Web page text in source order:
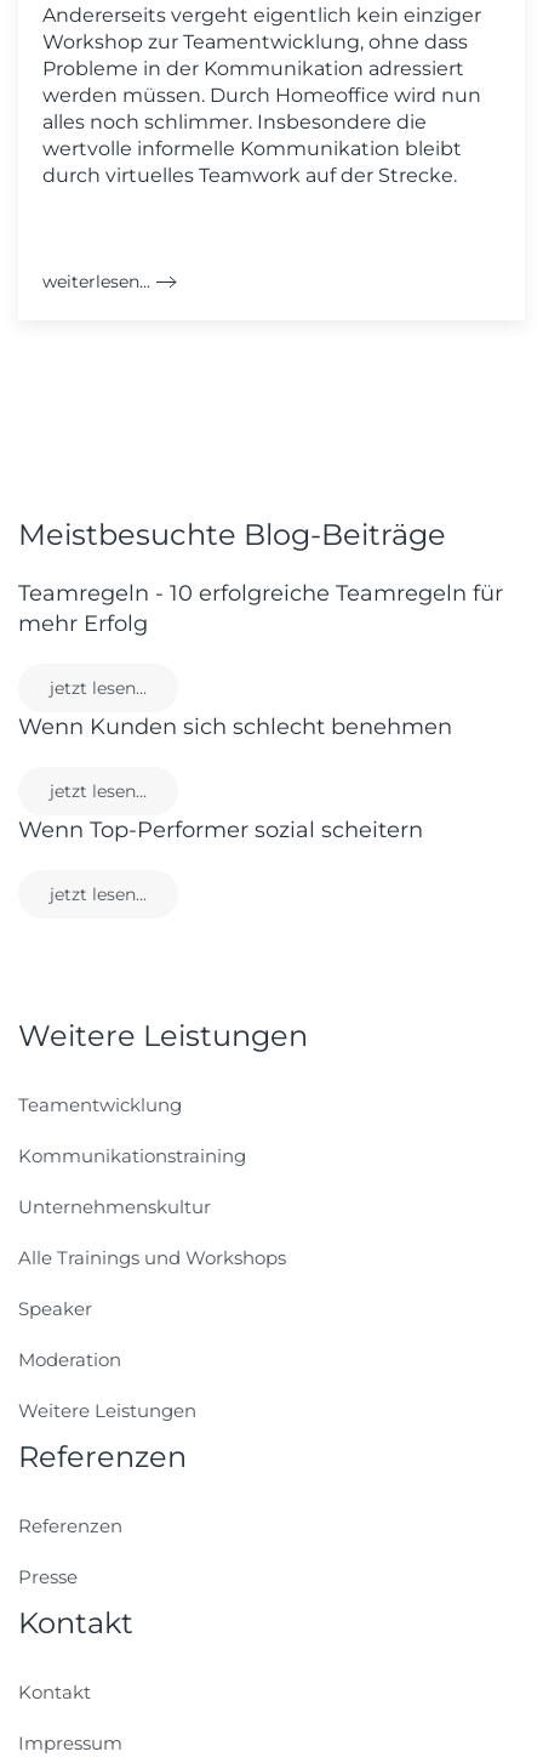
Andererseits vergeht eigentlich kein einziger
Workshop zur Teamentwicklung, ohne dass
Probleme in der Kommunikation adressiert
werden müssen. Durch Homeoffice wird nun
alles noch schlimmer. Insbesondere die
wertvolle informelle Kommunikation bleibt
durch virtuelles Teamwork auf der Strecke.
weiterlesen...
Meistbesuchte Blog-Beiträge
Teamregeln - 10 erfolgreiche Teamregeln für
mehr Erfolg
jetzt lesen...
Wenn Kunden sich schlecht benehmen
jetzt lesen...
Wenn Top-Performer sozial scheitern
jetzt lesen...
Weitere Leistungen
Teamentwicklung
Kommunikationstraining
Unternehmenskultur
Alle Trainings und Workshops
Speaker
Moderation
Weitere Leistungen
Referenzen
Referenzen
Presse
Kontakt
Kontakt
Impressum